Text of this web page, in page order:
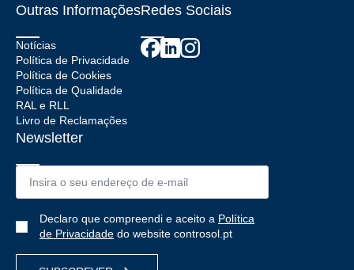
Outras Informações
Notícias
Política de Privacidade
Política de Cookies
Política de Qualidade
RAL e RLL
Livro de Reclamações
Redes Sociais
Newsletter
Email
Política
de
Declaro que compreendi e aceito a Política
de Privacidade do website controsol.pt